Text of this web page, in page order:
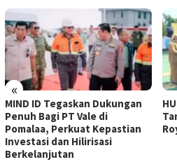
«
MIND ID Tegaskan Dukungan
Penuh Bagi PT Vale di
Pomalaa, Perkuat Kepastian
Investasi dan Hilirisasi
Berkelanjutan